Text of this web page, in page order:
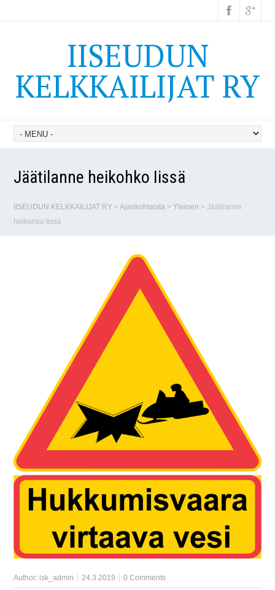
IISEUDUN
KELKKAILIJAT RY
Jäätilanne heikohko Iissä
IISEUDUN KELKKAILIJAT RY >Ajankohtaista >Yleinen >Jäätilanne
heikohko Iissä
Author: isk_admin 24.3.2019 0 Comments